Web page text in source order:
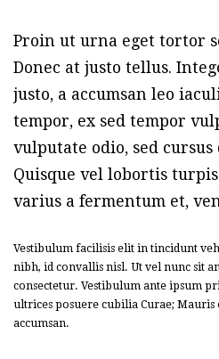
Proin ut urna eget tortor
Donec at justo tellus.
justo, a accumsan leo
tempor, ex sed tempor
vulputate odio, sed
Quisque vel lobortis
varius a fermentum et,
Vestibulum facilisis elit in tincidunt
nibh, id convallis nisl. Ut vel nunc sit
consectetur. Vestibulum ante ipsum
ultrices posuere cubilia Curae;
accumsan.